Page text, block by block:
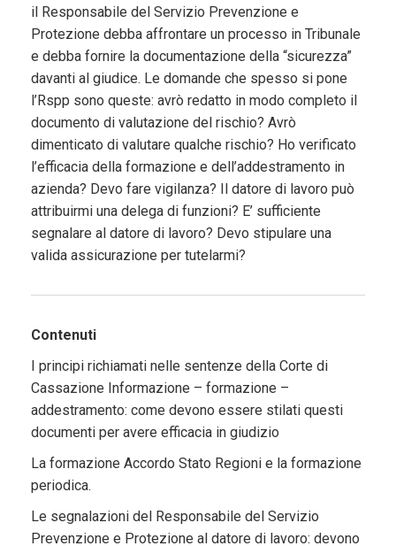
il Responsabile del Servizio Prevenzione e
Protezione debba affrontare un processo in Tribunale
e debba fornire la documentazione della “sicurezza”
davanti al giudice. Le domande che spesso si pone
l’Rspp sono queste: avrò redatto in modo completo il
documento di valutazione del rischio? Avrò
dimenticato di valutare qualche rischio? Ho verificato
l’efficacia della formazione e dell’addestramento in
azienda? Devo fare vigilanza? Il datore di lavoro può
attribuirmi una delega di funzioni? E’ sufficiente
segnalare al datore di lavoro? Devo stipulare una
valida assicurazione per tutelarmi?
Contenuti
I principi richiamati nelle sentenze della Corte di
Cassazione Informazione – formazione –
addestramento: come devono essere stilati questi
documenti per avere efficacia in giudizio
La formazione Accordo Stato Regioni e la formazione
periodica.
Le segnalazioni del Responsabile del Servizio
Prevenzione e Protezione al datore di lavoro: devono